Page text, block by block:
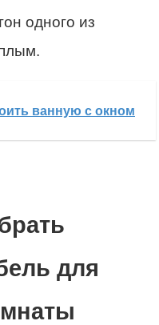
одного из
ванную с окном
для